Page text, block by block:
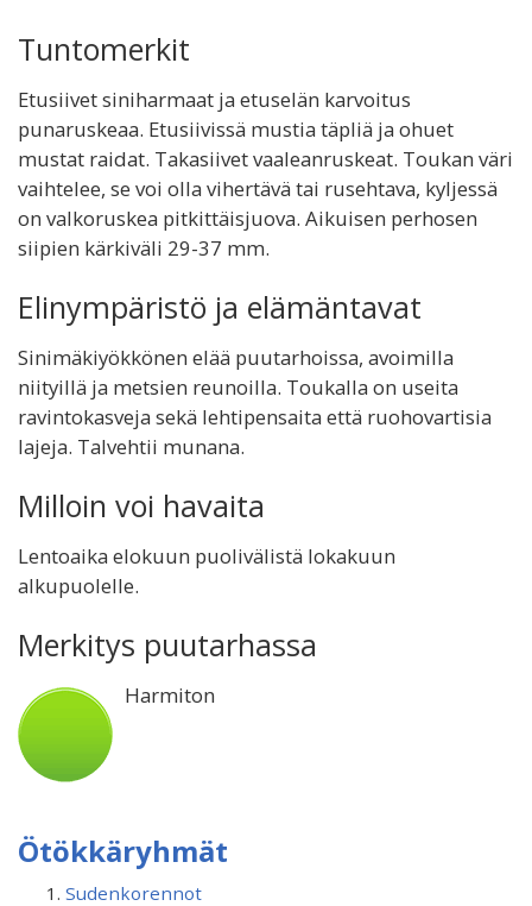
Tuntomerkit
Etusiivet siniharmaat ja etuselän karvoitus
punaruskeaa. Etusiivissä mustia täpliä ja ohuet
mustat raidat. Takasiivet vaaleanruskeat. Toukan väri
vaihtelee, se voi olla vihertävä tai rusehtava, kyljessä
on valkoruskea pitkittäisjuova. Aikuisen perhosen
siipien kärkiväli 29-37 mm.
Elinympäristö ja elämäntavat
Sinimäkiyökkönen elää puutarhoissa, avoimilla
niityillä ja metsien reunoilla. Toukalla on useita
ravintokasveja sekä lehtipensaita että ruohovartisia
lajeja. Talvehtii munana.
Milloin voi havaita
Lentoaika elokuun puolivälistä lokakuun
alkupuolelle.
Merkitys puutarhassa
Harmiton
Ötökkäryhmät
Sudenkorennot